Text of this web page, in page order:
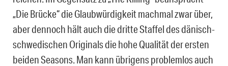
„Die Brücke“ die Glaubwürdigkeit machmal zwar über,
aber dennoch hält auch die dritte Staffel des dänisch-
schwedischen Originals die hohe Qualität der ersten
beiden Seasons. Man kann übrigens problemlos auch